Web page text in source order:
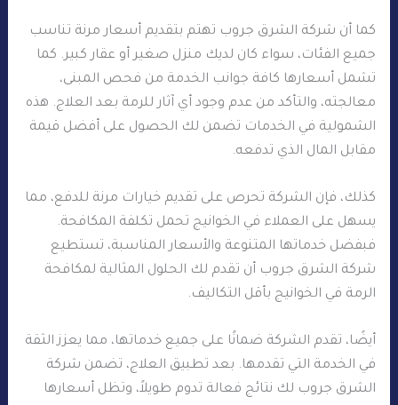
كما أن شركة الشرق جروب تهتم بتقديم أسعار مرنة تناسب
جميع الفئات، سواء كان لديك منزل صغير أو عقار كبير. كما
تشمل أسعارها كافة جوانب الخدمة من فحص المبنى،
معالجته، والتأكد من عدم وجود أي آثار للرمة بعد العلاج. هذه
الشمولية في الخدمات تضمن لك الحصول على أفضل قيمة
مقابل المال الذي تدفعه.
كذلك، فإن الشركة تحرص على تقديم خيارات مرنة للدفع، مما
يسهل على العملاء في الخوانيج تحمل تكلفة المكافحة.
فبفضل خدماتها المتنوعة والأسعار المناسبة، تستطيع
شركة الشرق جروب أن تقدم لك الحلول المثالية لمكافحة
الرمة في الخوانيج بأقل التكاليف.
أيضًا، تقدم الشركة ضمانًا على جميع خدماتها، مما يعزز الثقة
في الخدمة التي تقدمها. بعد تطبيق العلاج، تضمن شركة
الشرق جروب لك نتائج فعالة تدوم طويلاً، وتظل أسعارها